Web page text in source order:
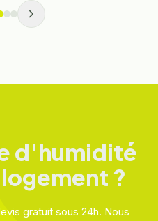
d'humidité
?
gratuit sous 24h. Nous